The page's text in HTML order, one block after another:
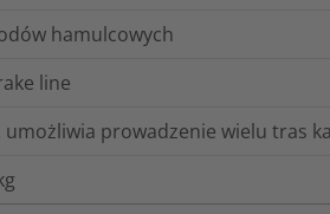
hamulcowych
line
umożliwia prowadzenie wielu tras